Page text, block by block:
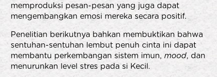
memproduksi pesan-pesan yang juga dapat
mengembangkan emosi mereka secara positif.
Penelitian berikutnya bahkan membuktikan bahwa
sentuhan-sentuhan lembut penuh cinta ini dapat
membantu perkembangan sistem imun,mood, dan
menurunkan level stres pada si Kecil.